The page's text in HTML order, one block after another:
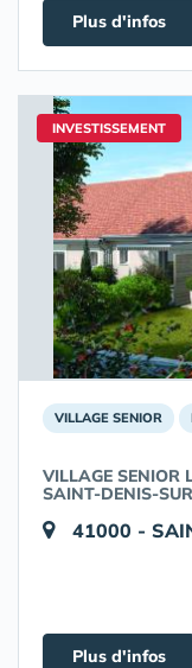
Plus d'infos
INVESTISSEMENT
VILLAGE SENIOR
VILLAGE SENIOR
SAINT-DENIS-
41000 -
Plus d'infos